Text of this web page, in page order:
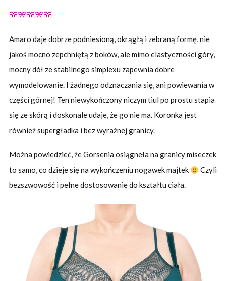
Amaro daje dobrze podniesioną, okrągłą i zebraną formę, nie
jakoś mocno zepchniętą z boków, ale mimo elastyczności góry,
mocny dół ze stabilnego simplexu zapewnia dobre
wymodelowanie. I żadnego odznaczania się, ani powiewania w
części górnej! Ten niewykończony niczym tiul po prostu stapia
się ze skórą i doskonale udaje, że go nie ma. Koronka jest
również supergładka i bez wyraźnej granicy.
Można powiedzieć, że Gorsenia osiągneła na granicy miseczek
to samo, co dzieje się na wykończeniu nogawek majtek
Czyli
bezszwowość i pełne dostosowanie do kształtu ciała.